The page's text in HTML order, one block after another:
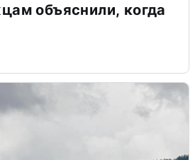
объяснили, когда